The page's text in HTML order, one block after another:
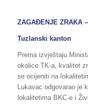
ZAGAĐENJE ZRAKA
Tuzlanski kanton
Prema izvještaju
okolice TK-a, kvalitet
se ocijeniti na
Lukavac odgovarao je
lokalitetima BKC-e i